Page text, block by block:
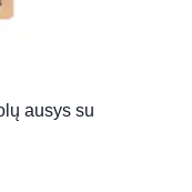
ausys su